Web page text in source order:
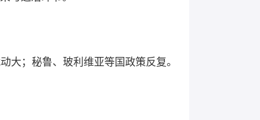
大；秘鲁、玻利维亚等国政策反复。